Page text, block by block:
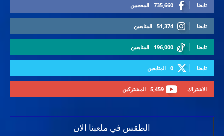
735,660 المعجبين تابعنا
51,374 المتابعين تابعنا
196,000 المتابعين تابعنا
0 المتابعين تابعنا
5,459 المشتركين الاشتراك
الطقس في ملعبنا الان